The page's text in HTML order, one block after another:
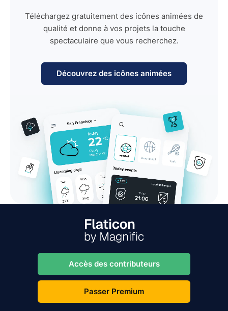
Téléchargez gratuitement des icônes animées de
qualité et donne à vos projets la touche
spectaculaire que vous recherchez.
Découvrez des icônes animées
Accès des contributeurs
Passer Premium